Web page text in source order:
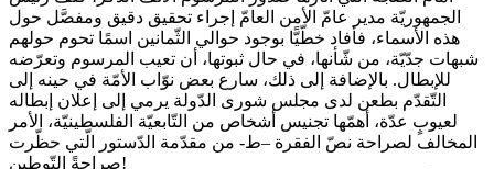
الجمهوريّة مدير عامّ الأمن العامّ إجراء تحقيق دقيق ومفصَّل حول
هذه الأسماء، فأفاد خطّيًّا بوجود حوالي الثّمانين اسمًا تحوم حولهم
شبهات جدّيّة، من شّأنها، في حال ثبوتها، أن تعيب المرسوم وتعرّضه
للإبطال. بالإضافة إلى ذلك، سارع بعض نوّاب الأمّة في حينه إلى
التّقدّم بطعن لدى مجلس شورى الدّولة يرمي إلى إعلان إبطاله
لعيوبٍ عدّة، أهمّها تجنيس أشخاص من التّابعيّة الفلسطينيّة، الأمر
المخالف لصراحة نصّ الفقرة –ط- من مقدّمة الدّستور الّتي حظّرت
صراحةً التّوطين!